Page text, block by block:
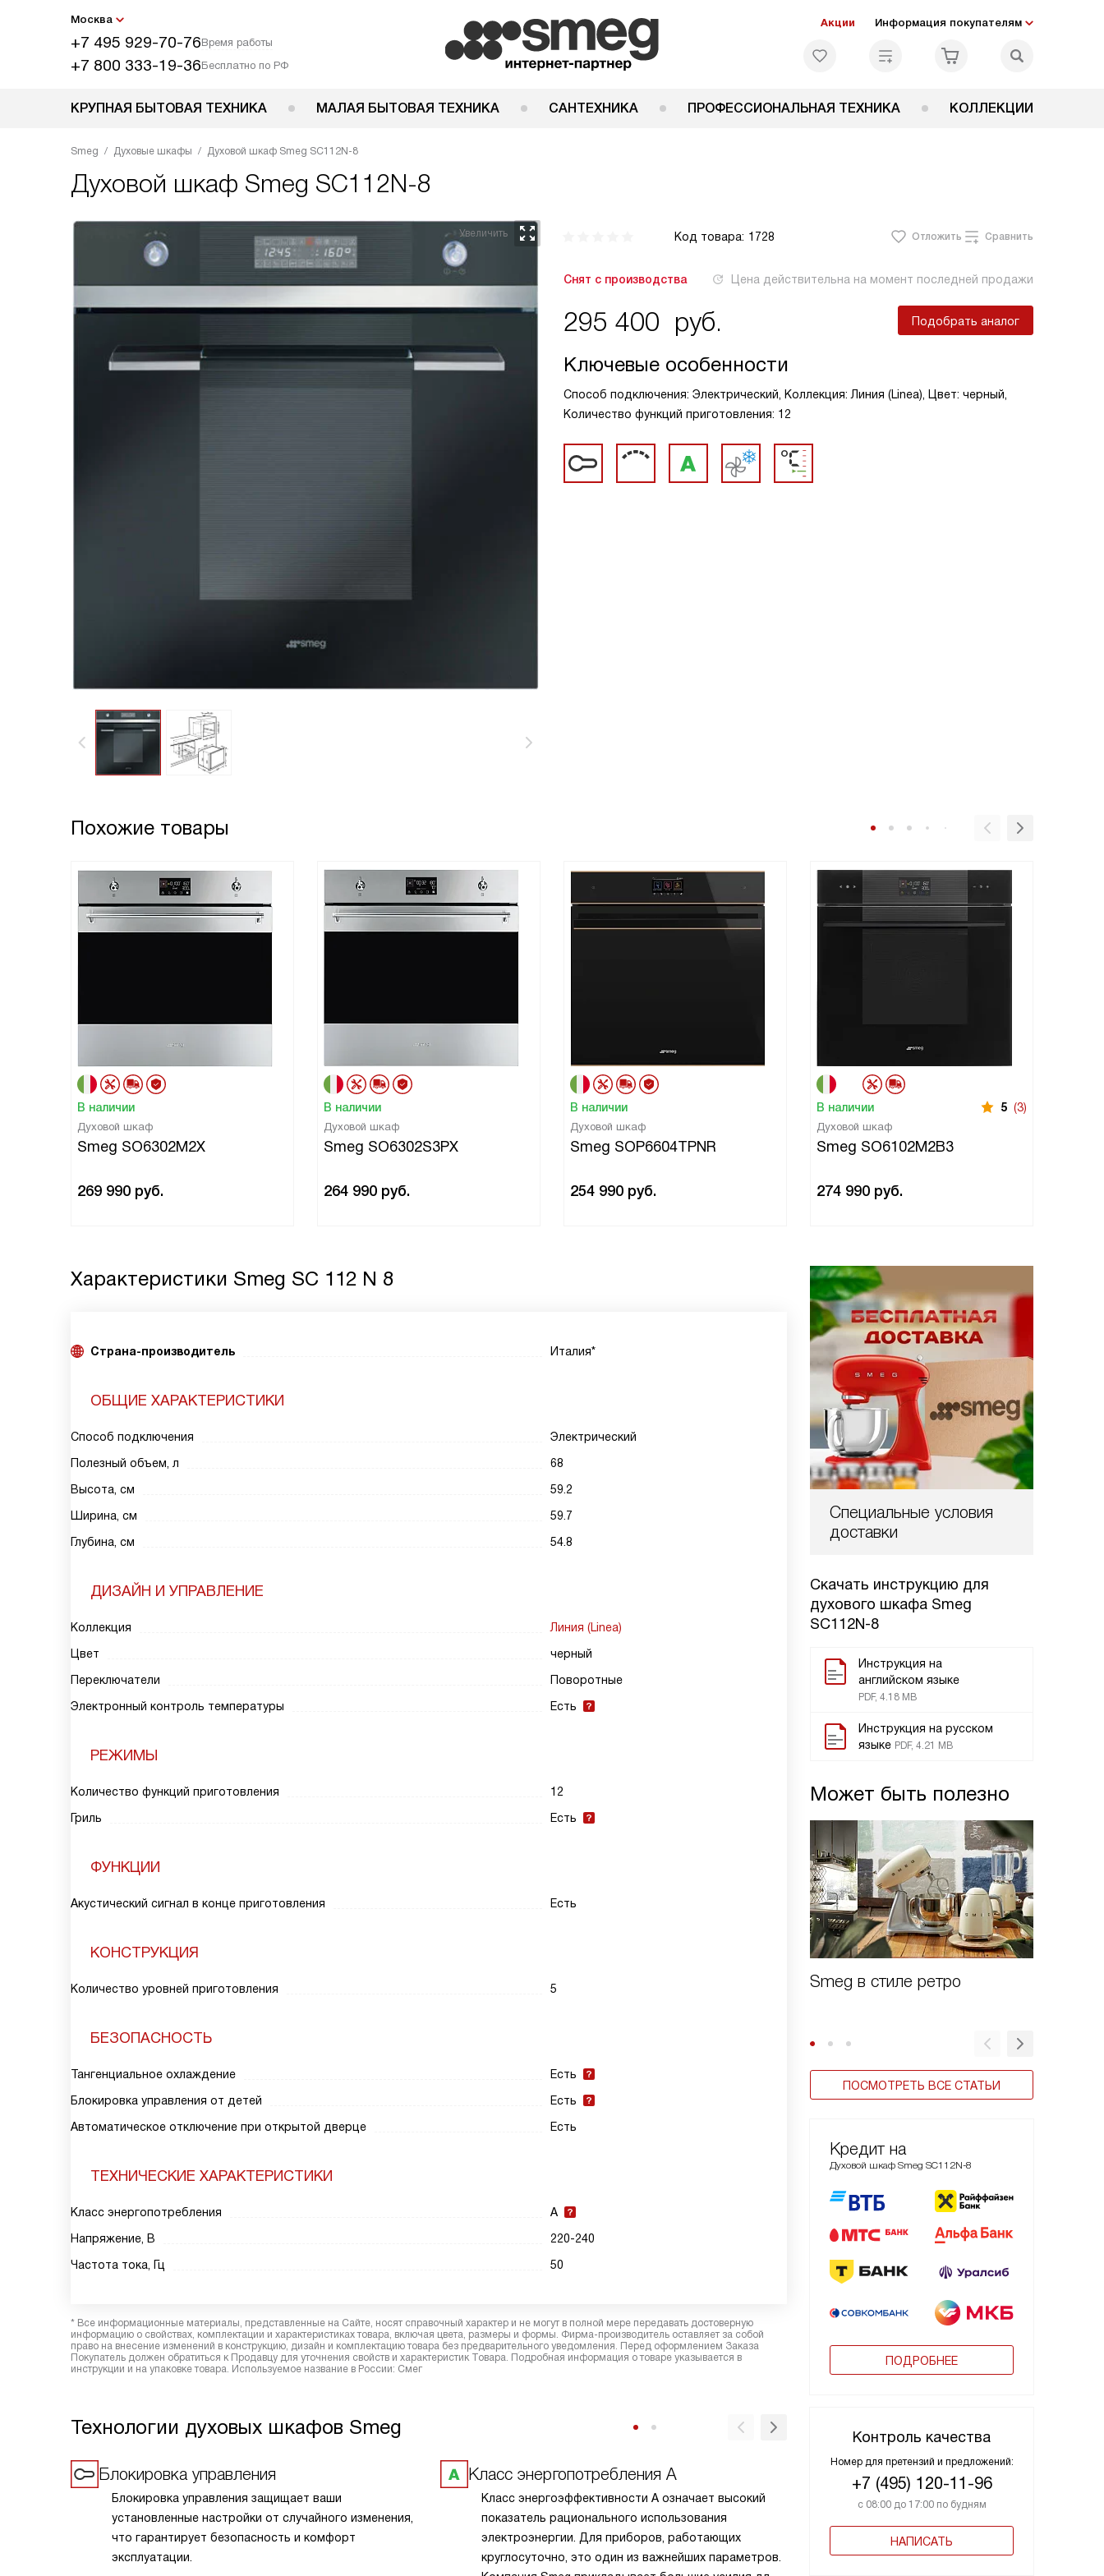
Москва
+7 495 929-70-76Время работы
+7 800 333-19-36Бесплатно по РФ
Акции Информация покупателям
КРУПНАЯ БЫТОВАЯ ТЕХНИКА МАЛАЯ БЫТОВАЯ ТЕХНИКА САНТЕХНИКА ПРОФЕССИОНАЛЬНАЯ ТЕХНИКА КОЛЛЕКЦИИ
Smeg Духовые шкафы Духовой шкаф Smeg SC112N-8
Духовой шкаф Smeg SC112N-8
Код товара: 1728 Отложить Сравнить
Снят с производства Цена действительна на момент последней продажи
295 400 руб. Подобрать аналог
Ключевые особенности
Способ подключения: Электрический, Коллекция: Линия (Linea), Цвет: черный,
Количество функций приготовления: 12
Похожие товары
В наличии
Духовой шкаф
Smeg SO6302M2X
269 990 руб.
В наличии
Духовой шкаф
Smeg SO6302S3PX
264 990 руб.
В наличии
Духовой шкаф
Smeg SOP6604TPNR
254 990 руб.
В наличии 5 (3)
Духовой шкаф
Smeg SO6102M2B3
274 990 руб.
Специальные условия
доставки
Скачать инструкцию для
духового шкафа Smeg
SC112N-8
Инструкция на
английском языке
PDF, 4.18 MB
Инструкция на русском
языке PDF, 4.21 MB
Может быть полезно
Smeg в стиле ретро
ПОСМОТРЕТЬ ВСЕ СТАТЬИ
Кредит на
Духовой шкаф Smeg SC112N-8
ПОДРОБНЕЕ
Контроль качества
Номер для претензий и предложений:
+7 (495) 120-11-96
с 08:00 до 17:00 по будням
НАПИСАТЬ
Характеристики Smeg SC 112 N 8
Страна-производитель Италия*
ОБЩИЕ ХАРАКТЕРИСТИКИ
Способ подключения
Электрический
Полезный объем, л
68
Высота, см
59.2
Ширина, см
59.7
Глубина, см
54.8
ДИЗАЙН И УПРАВЛЕНИЕ
Коллекция
Линия (Linea)
Цвет
черный
Переключатели
Поворотные
Электронный контроль температуры
Есть
РЕЖИМЫ
Количество функций приготовления
12
Гриль
Есть
ФУНКЦИИ
Акустический сигнал в конце приготовления Есть
КОНСТРУКЦИЯ
Количество уровней приготовления 5
БЕЗОПАСНОСТЬ
Тангенциальное охлаждение
Есть
Блокировка управления от детей
Есть
Автоматическое отключение при открытой дверце
Есть
ТЕХНИЧЕСКИЕ ХАРАКТЕРИСТИКИ
Класс энергопотребления
A
Напряжение, В
220-240
Частота тока, Гц
50
* Все информационные материалы, представленные на Сайте, носят справочный характер и не могут в полной мере передавать достоверную
информацию о свойствах, комплектации и характеристиках товара, включая цвета, размеры и формы. Фирма-производитель оставляет за собой
право на внесение изменений в конструкцию, дизайн и комплектацию товара без предварительного уведомления. Перед оформлением Заказа
Покупатель должен обратиться к Продавцу для уточнения свойств и характеристик Товара. Подробная информация о товаре указывается в
инструкции и на упаковке товара. Используемое название в России: Смег
Технологии духовых шкафов Smeg
Блокировка управления
Блокировка управления защищает ваши
установленные настройки от случайного изменения,
что гарантирует безопасность и комфорт
эксплуатации.
Класс энергопотребления А
Класс энергоэффективности А означает высокий
показатель рационального использования
электроэнергии. Для приборов, работающих
круглосуточно, это один из важнейших параметров.
Электронный контроль
Электронный контроль позволяет
очень важно при приготовлении сложных
чувствительных к перепадам блюд,